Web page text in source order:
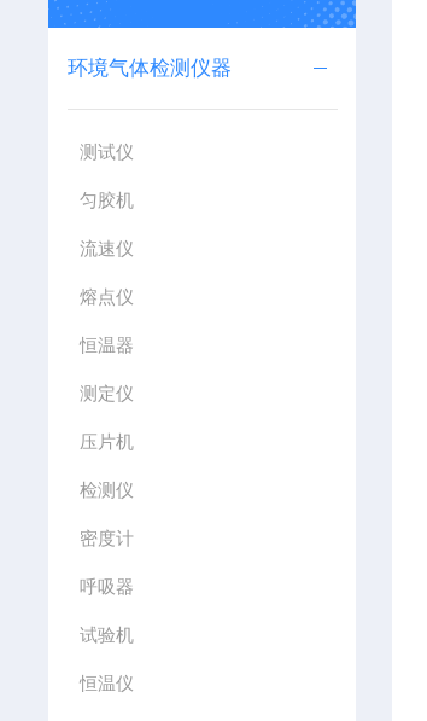
环境气体检测仪器
测试仪
匀胶机
流速仪
熔点仪
恒温器
测定仪
压片机
检测仪
密度计
呼吸器
试验机
恒温仪